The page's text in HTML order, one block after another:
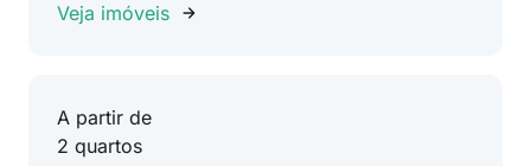
Veja imóveis
A partir de
2 quartos